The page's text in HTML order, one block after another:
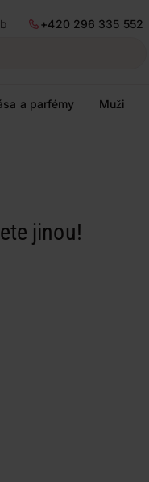
+420 296 335 552
a parfémy Muži
jinou!